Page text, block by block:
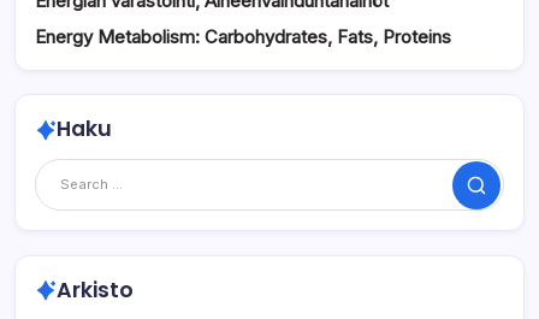
Energy Metabolism: Carbohydrates, Fats, Proteins
Haku
Search
Arkisto